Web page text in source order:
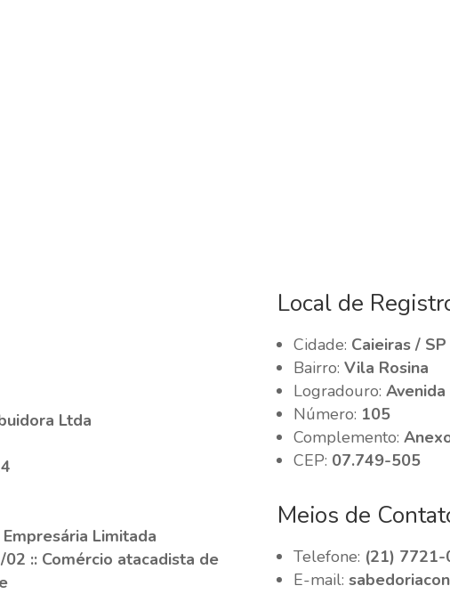
Ltda
Limitada
:: Comércio atacadista de
Local de
Cidade: Caieiras / SP
Bairro: Vila Rosina
Logradouro:
Número: 105
Complemento:
CEP: 07.749-505
Meios de
Telefone: (21) 7721-
E-mail: